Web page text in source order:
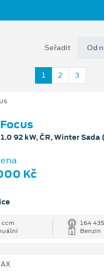
Seřadit
1 2 3
92 kW, ČR, Winter Sada
Kč
ccm
164
Benzin